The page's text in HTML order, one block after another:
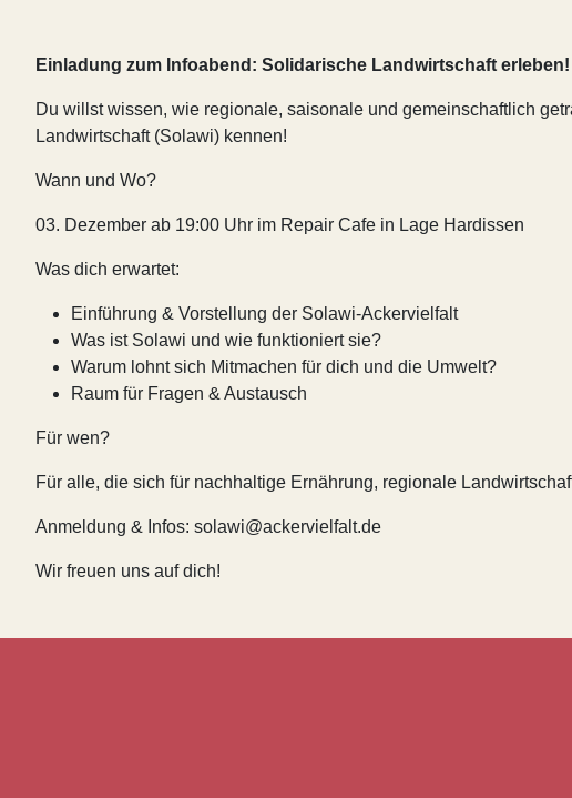
Einladung zum Infoabend: Solidarische Landwirtschaft erleben!
Du willst wissen, wie regionale, saisonale und gemeinschaftlich
Landwirtschaft (Solawi) kennen!
Wann und Wo?
03. Dezember ab 19:00 Uhr im Repair Cafe in Lage Hardissen
Was dich erwartet:
Einführung & Vorstellung der Solawi-Ackervielfalt
Was ist Solawi und wie funktioniert sie?
Warum lohnt sich Mitmachen für dich und die Umwelt?
Raum für Fragen & Austausch
Für wen?
Für alle, die sich für nachhaltige Ernährung, regionale
Anmeldung & Infos: solawi@ackervielfalt.de
Wir freuen uns auf dich!